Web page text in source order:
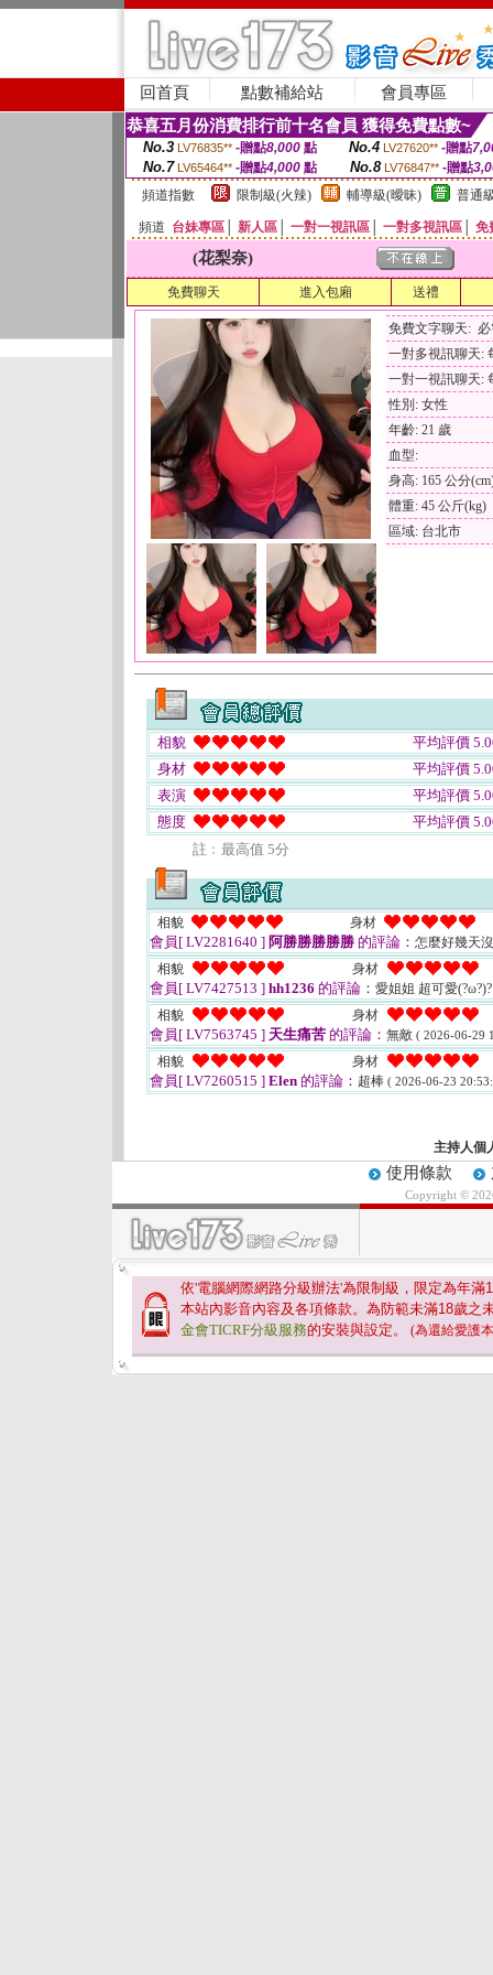
回首頁 點數補給站 會員專區
恭喜五月份消費排行前十名會員 獲得免費點數~
No.3 LV76835** -贈點8,000點 No.4 LV27620** -贈點
No.7 LV65464** -贈點4,000 點 No.8 LV76847** -贈點
頻道指數
限制級(火辣) 輔導級(曖昧) 普通
頻道 台妹專區 新人區 一對一視訊區 一對多視訊區 免
(花梨奈)
免費聊天 進入包廂 送禮
免費文字聊天:
一對多視訊聊天:
一對一視訊聊天:
性別: 女性
年齡: 21 歲
血型:
身高: 165 公分
體重: 45 公斤(kg)
區域: 台北市
相貌
平均評價
身材
平均評價
表演
平均評價
態度
平均評價
註﹕最高值 5分
相貌 身材
會員[ LV2281640 ] 阿勝勝勝勝勝 的評論： 怎麼好幾天
相貌
身材
會員[ LV7427513 ] hh1236 的評論： 愛姐姐 超可愛
相貌
身材
會員[ LV7563745 ] 天生痛苦 的評論： 無敵 ( 2026-06-29
相貌 身材
會員[ LV7260515 ] Elen 的評論： 超棒 ( 2026-06-23
主持人個
使用條款
Copyright ©
依'電腦網際網路分級辦法'為限制級，限定為年滿
本站內影音內容及各項條款。為防範未滿18歲之
金會TICRF分級服務的安裝與設定。 (為還給愛護